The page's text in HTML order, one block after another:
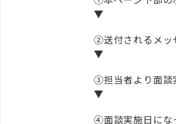
▼
②送付されるメッ
▼
③担当者より面談
▼
④面談実施日にな